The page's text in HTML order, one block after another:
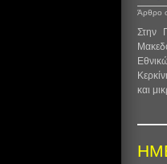
Άρθρο
Στην
και